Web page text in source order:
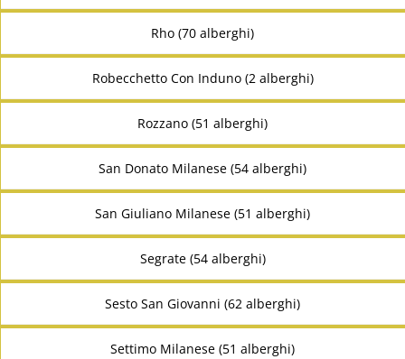
Rho (70 alberghi)
Robecchetto Con Induno (2 alberghi)
Rozzano (51 alberghi)
San Donato Milanese (54 alberghi)
San Giuliano Milanese (51 alberghi)
Segrate (54 alberghi)
Sesto San Giovanni (62 alberghi)
Settimo Milanese (51 alberghi)